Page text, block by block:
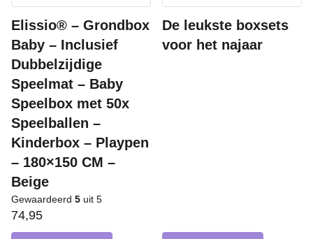
Elissio® – Grondbox
Baby – Inclusief
Dubbelzijdige
Speelmat – Baby
Speelbox met 50x
Speelballen –
Kinderbox – Playpen
– 180×150 CM –
Beige
Gewaardeerd 5 uit 5
74,95
De leukste boxsets
voor het najaar